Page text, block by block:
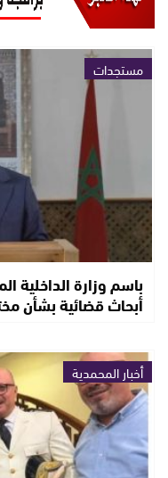
مستجدات
باسم وزارة الداخلية
أبحاث قضائية بشأن
أخبار المحمدية